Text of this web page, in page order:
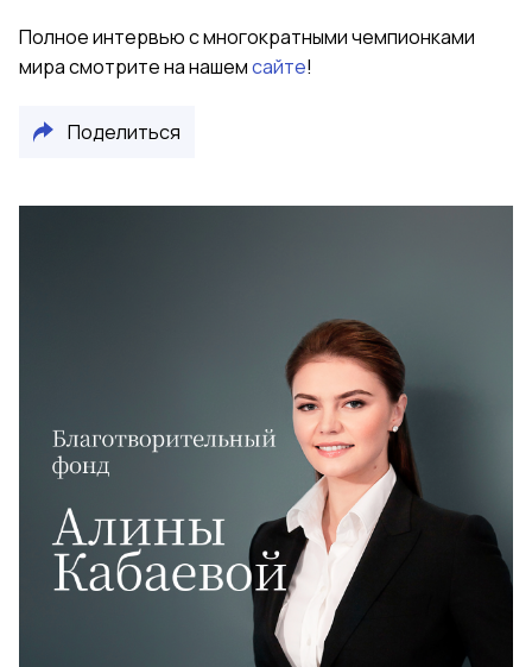
Полное интервью с многократными чемпионками
мира смотрите на нашемсайте!
Поделиться